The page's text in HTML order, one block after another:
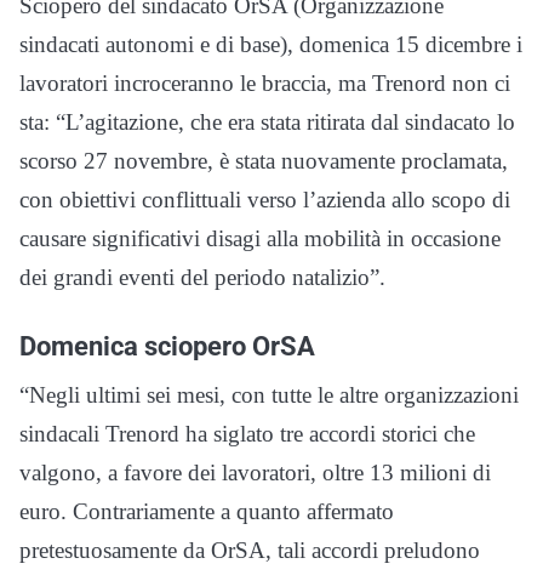
Sciopero del sindacato OrSA (Organizzazione
sindacati autonomi e di base), domenica 15 dicembre i
lavoratori incroceranno le braccia, ma Trenord non ci
sta: “L’agitazione, che era stata ritirata dal sindacato lo
scorso 27 novembre, è stata nuovamente proclamata,
con obiettivi conflittuali verso l’azienda allo scopo di
causare significativi disagi alla mobilità in occasione
dei grandi eventi del periodo natalizio”.
Domenica sciopero OrSA
“Negli ultimi sei mesi, con tutte le altre organizzazioni
sindacali Trenord ha siglato tre accordi storici che
valgono, a favore dei lavoratori, oltre 13 milioni di
euro. Contrariamente a quanto affermato
pretestuosamente da OrSA, tali accordi preludono